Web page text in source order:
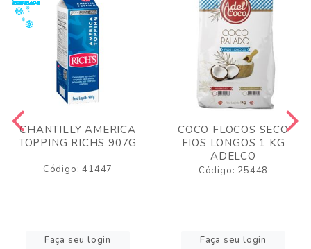
CHANTILLY AMERICA
TOPPING RICHS 907G
Código: 41447
Faça seu login
COCO FLOCOS SECO
FIOS LONGOS 1 KG
ADELCO
Código: 25448
Faça seu login